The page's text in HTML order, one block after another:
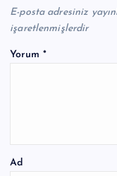
E-posta adresiniz
işaretlenmişlerdir
Yorum *
Ad